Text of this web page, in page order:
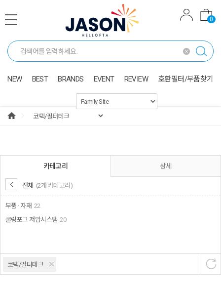
0
NEW BEST BRANDS EVENT REVIEW 호환필터/부품찾기
카테고리
전체 (2개 카테고리)
부품 · 자재 22
쿨링포그 저압시스템 20
상세
코텍/필터테크